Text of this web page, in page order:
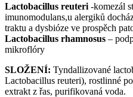
Lactobacillus reuteri -komezál
imunomodulans,u alergiků
traktu a dysbióze ve prospěch
Lactobacillus rhamnosus –
mikroflóry
SLOŽENÍ: Tyndallizované
Lactobacillus reuteri), rostlinné
extrakt z řas, purifikovaná voda.